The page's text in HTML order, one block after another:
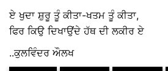
ਏ ਖੁਦਾ ਸ਼ੁਰੂ ਤੂੰ ਕੀਤਾ-ਖਤਮ ਤੂੰ ਕੀਤਾ,
ਫਿਰ ਕਿਉ ਦਿਖਾਉਂਦੇ ਹੱਥ ਦੀ ਲਕੀਰ ਏ
..ਕੁਲਵਿੰਦਰ ਔਲਖ